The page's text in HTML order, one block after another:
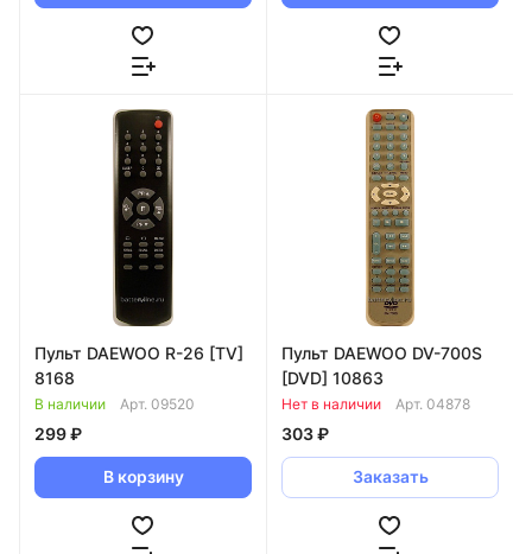
Пульт DAEWOO R-26 [TV]
8168
В наличии Арт. 09520
299 ₽
В корзину
Пульт DAEWOO DV-700S
[DVD] 10863
Нет в наличии Арт. 04878
303 ₽
Заказать